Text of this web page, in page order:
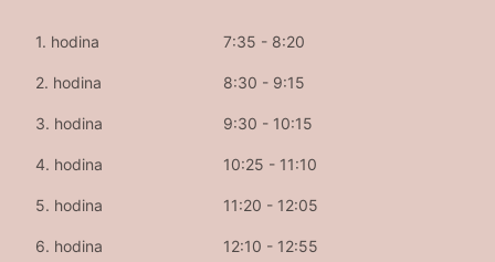
1. hodina 7:35 - 8:20
2. hodina 8:30 - 9:15
3. hodina 9:30 - 10:15
4. hodina 10:25 - 11:10
5. hodina 11:20 - 12:05
6. hodina 12:10 - 12:55